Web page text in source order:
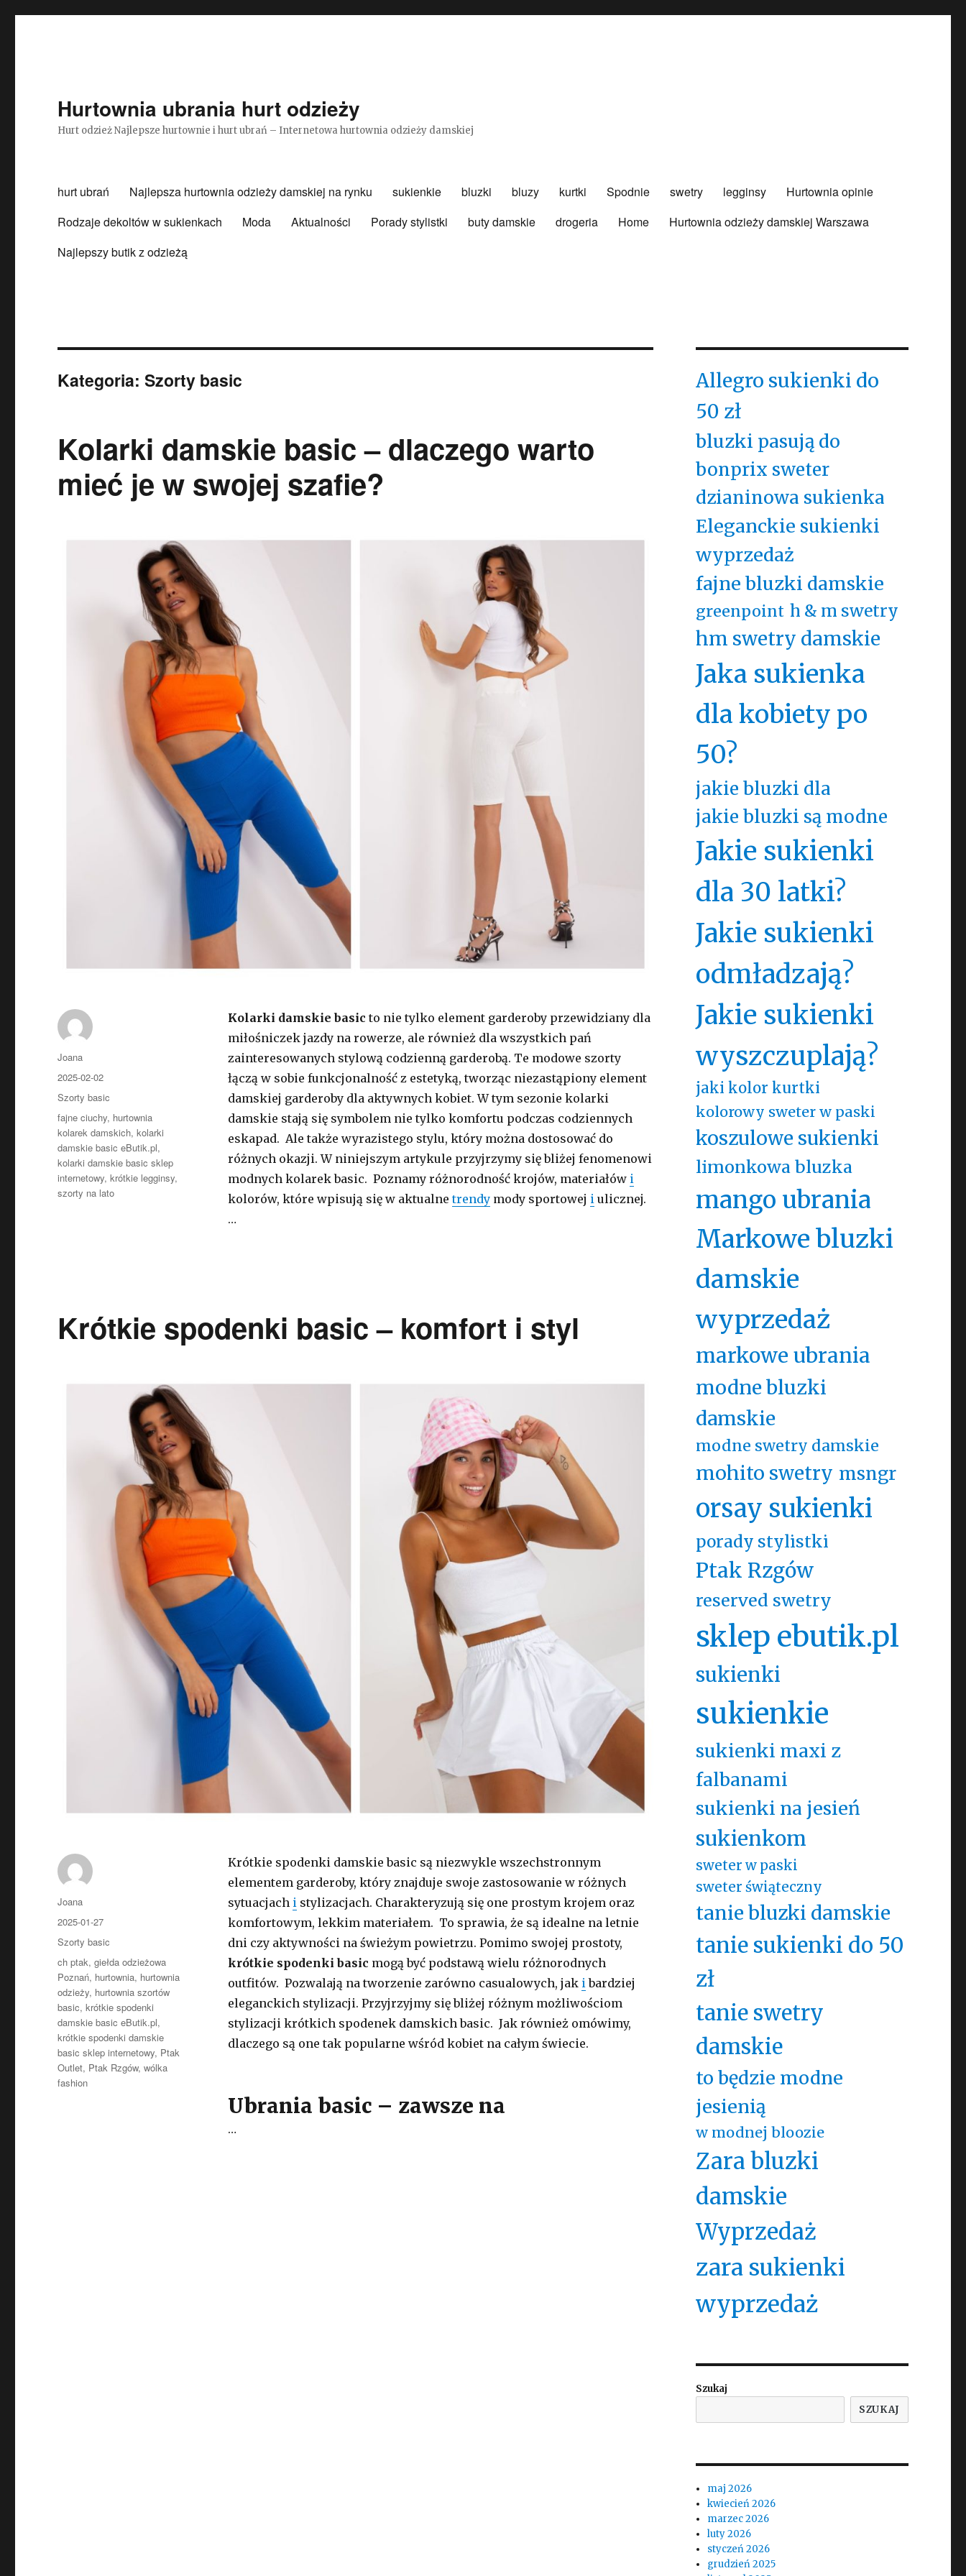
Hurtownia ubrania hurt odzieży
Hurt odzież Najlepsze hurtownie i hurt ubrań – Internetowa hurtownia odzieży damskiej
hurt ubrań Najlepsza hurtownia odzieży damskiej na rynku sukienkie bluzki bluzy kurtki Spodnie swetry legginsy
Hurtownia opinie
Rodzaje dekoltów w sukienkach
Moda Aktualności Porady stylistki buty damskie drogeria Home
Hurtownia odzieży damskiej Warszawa
Najlepszy butik z odzieżą
Kategoria:Szorty basic
Kolarki damskie basic – dlaczego warto
mieć je w swojej szafie?
Kolarki damskie basic to nie tylko element garderoby przewidziany dla
miłośniczek jazdy na rowerze, ale również dla wszystkich pań
zainteresowanych stylową codzienną garderobą. Te modowe szorty
łączą w sobie funkcjonalność z estetyką, tworząc niezastąpiony element
damskiej garderoby dla aktywnych kobiet. W tym sezonie kolarki
damskie stają się symbolem nie tylko komfortu podczas codziennych
eskapad. Ale także wyrazistego stylu, który można dostosować do
różnych okazji. W niniejszym artykule przyjrzymy się bliżej fenomenowi
modnych kolarek basic. Poznamy różnorodność krojów, materiałów i
kolorów, które wpisują się w aktualnetrendymody sportowej iulicznej.
…
Autor
Joana
Opublikowano
2025-02-02
Kategorie
Szorty basic
Tagi
fajne ciuchy, hurtownia
kolarek damskich,kolarki
damskie basic eButik.pl,
kolarki damskie basic sklep
internetowy,krótkie legginsy,
szorty na lato
Krótkie spodenki basic – komfort i styl
Krótkie spodenki damskie basic są niezwykle wszechstronnym
elementem garderoby, który znajduje swoje zastosowanie w różnych
sytuacjach i stylizacjach. Charakteryzują się one prostym krojem oraz
komfortowym, lekkim materiałem. To sprawia, że są idealne na letnie
dni czy aktywności na świeżym powietrzu. Pomimo swojej prostoty,
krótkie spodenki basic mogą być podstawą wielu różnorodnych
outfitów. Pozwalają na tworzenie zarówno casualowych, jak i bardziej
eleganckich stylizacji. Przyjrzyjmy się bliżej różnym możliwościom
stylizacji krótkich spodenek damskich basic. Jak również omówimy,
dlaczego są one tak popularne wśród kobiet na całym świecie.
Ubrania basic – zawsze na
…
Autor
Joana
Opublikowano
2025-01-27
Kategorie
Szorty basic
Tagi
ch ptak,giełda odzieżowa
Poznań, hurtownia, hurtownia
odzieży, hurtownia szortów
basic,krótkie spodenki
damskie basic eButik.pl,
krótkie spodenki damskie
basic sklep internetowy, Ptak
Outlet, Ptak Rzgów,wólka
fashion
Allegro sukienki do
50 zł
bluzki pasują do
bonprix sweter
dzianinowa sukienka
Eleganckie sukienki
wyprzedaż
fajne bluzki damskie
greenpoint h & m swetry
hm swetry damskie
Jaka sukienka
dla kobiety po
50?
jakie bluzki dla
jakie bluzki są modne
Jakie sukienki
dla 30 latki?
Jakie sukienki
odmładzają?
Jakie sukienki
wyszczuplają?
jaki kolor kurtki
kolorowy sweter w paski
koszulowe sukienki
limonkowa bluzka
mango ubrania
Markowe bluzki
damskie
wyprzedaż
markowe ubrania
modne bluzki
damskie
modne swetry damskie
mohito swetry msngr
orsay sukienki
porady stylistki
Ptak Rzgów
reserved swetry
sklep ebutik.pl
sukienki
sukienkie
sukienki maxi z
falbanami
sukienki na jesień
sukienkom
sweter w paski
sweter świąteczny
tanie bluzki damskie
tanie sukienki do 50
zł
tanie swetry
damskie
to będzie modne
jesienią
w modnej bloozie
Zara bluzki
damskie
Wyprzedaż
zara sukienki
wyprzedaż
Szukaj
SZUKAJ
maj 2026
kwiecień 2026
marzec 2026
luty 2026
styczeń 2026
grudzień 2025